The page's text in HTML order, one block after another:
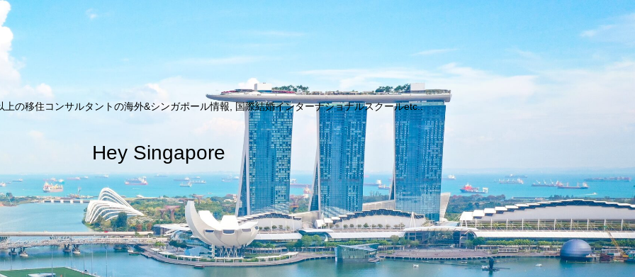
上の移住コンサルタントの海外&シンガポール情報, 国際結婚インターナショナルスクールetc..
Hey Singapore